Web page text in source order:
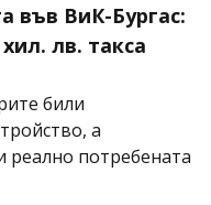
във ВиК-Бургас:
лв. такса
били
а
реално потребената